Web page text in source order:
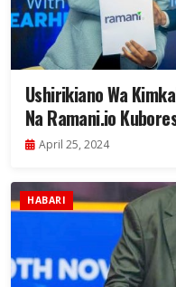
Ushirikiano Wa
Na Ramani.io
April 25, 2024
HABARI